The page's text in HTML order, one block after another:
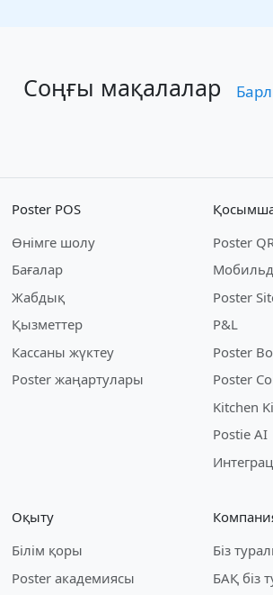
Соңғы мақалалар
Poster POS
Өнімге шолу
Бағалар
Жабдық
Қызметтер
Кассаны жүктеу
Poster жаңартулары
Poster
Poster
P&L
Poster
Poster
Kitchen
Postie AI
Оқыту
Білім қоры
Poster академиясы
Біз
БАҚ біз